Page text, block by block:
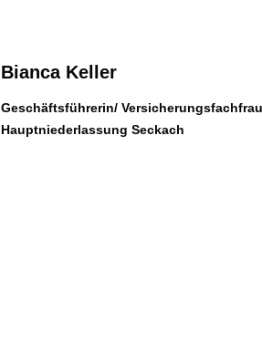
Bianca Keller
Geschäftsführerin/
Hauptniederlassung Seckach